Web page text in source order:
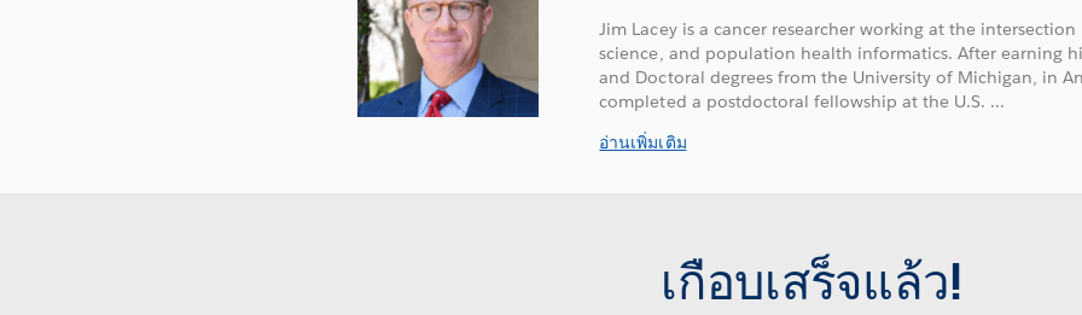
Jim Lacey is a cancer researcher working at the
science, and population health informatics. After earning
and Doctoral degrees from the University of Michigan, in
completed a postdoctoral fellowship at the U.S. ...
อ่านเพิ่มเติม
เกือบเสร็จแล้ว!